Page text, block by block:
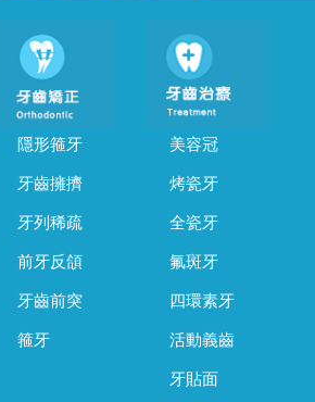
隱形箍牙
牙齒擁擠
牙列稀疏
前牙反頜
牙齒前突
箍牙
美容冠
烤瓷牙
全瓷牙
氟斑牙
四環素牙
活動義齒
牙貼面